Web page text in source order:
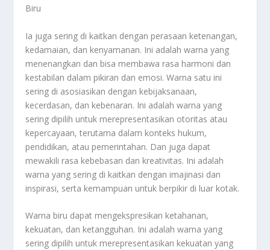
Biru
Ia juga sering di kaitkan dengan perasaan ketenangan,
kedamaian, dan kenyamanan. Ini adalah warna yang
menenangkan dan bisa membawa rasa harmoni dan
kestabilan dalam pikiran dan emosi. Warna satu ini
sering di asosiasikan dengan kebijaksanaan,
kecerdasan, dan kebenaran. Ini adalah warna yang
sering dipilih untuk merepresentasikan otoritas atau
kepercayaan, terutama dalam konteks hukum,
pendidikan, atau pemerintahan. Dan juga dapat
mewakili rasa kebebasan dan kreativitas. Ini adalah
warna yang sering di kaitkan dengan imajinasi dan
inspirasi, serta kemampuan untuk berpikir di luar kotak.
Warna biru dapat mengekspresikan ketahanan,
kekuatan, dan ketangguhan. Ini adalah warna yang
sering dipilih untuk merepresentasikan kekuatan yang